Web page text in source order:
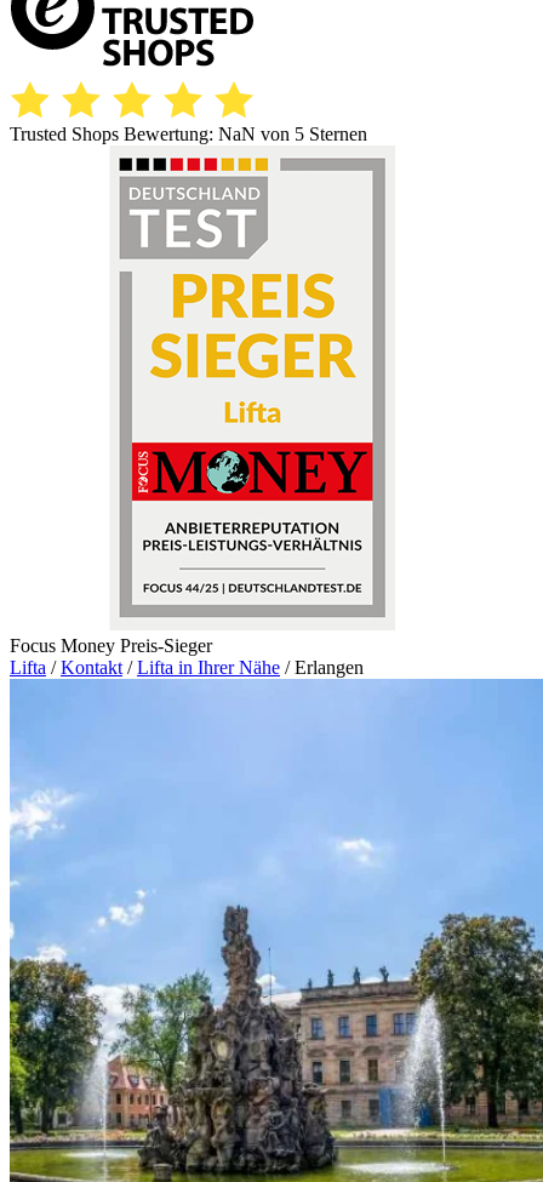
Trusted Shops Bewertung: NaN von 5 Sternen
Focus Money Preis-Sieger
Lifta / Kontakt / Lifta in Ihrer Nähe / Erlangen